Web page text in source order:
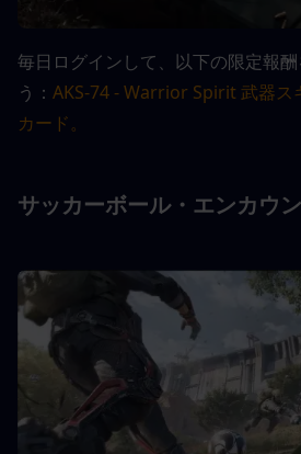
毎日ログインして、以下の限定報
う： AKS-74 - Warrior Spirit 武器ス
カード。
サッカーボール・エンカウ